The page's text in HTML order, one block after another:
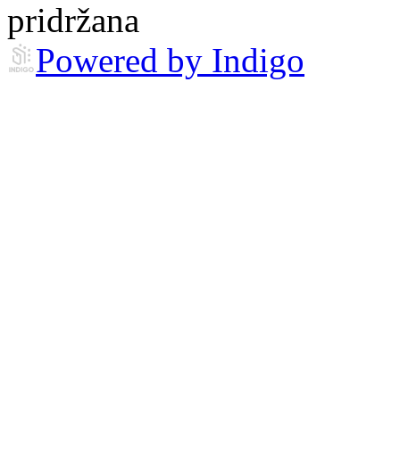
pridržana
Powered by Indigo